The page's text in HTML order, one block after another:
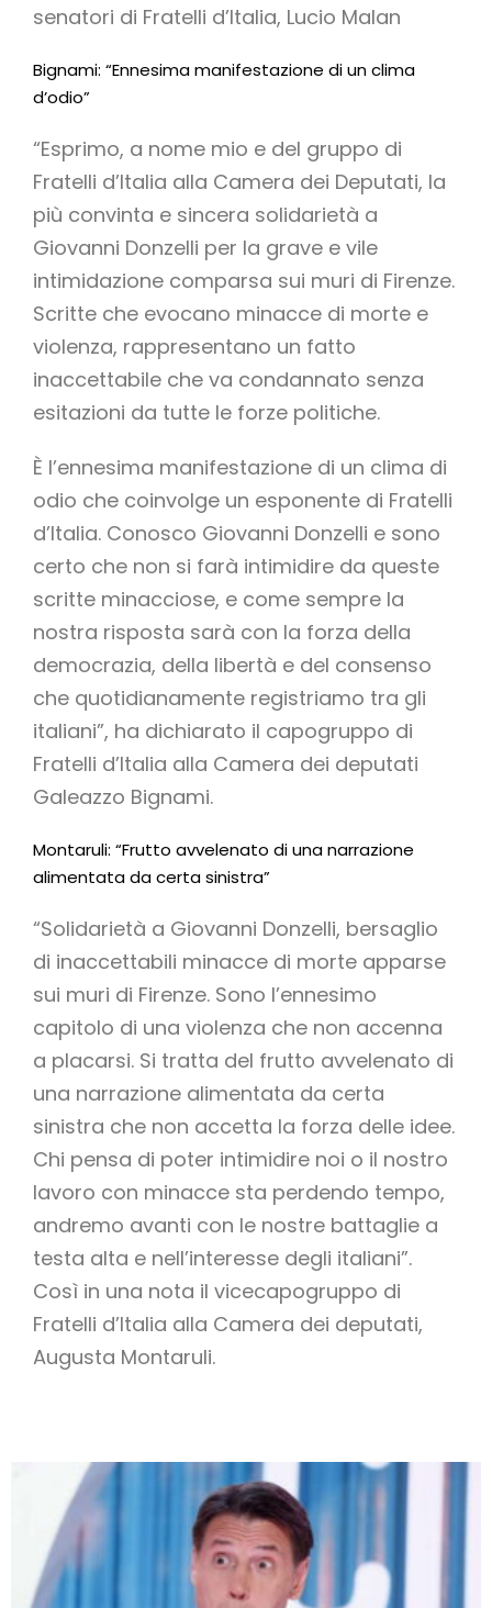
senatori di Fratelli d’Italia, Lucio Malan
Bignami: “Ennesima manifestazione di un clima
d’odio”
“Esprimo, a nome mio e del gruppo di
Fratelli d’Italia alla Camera dei Deputati, la
più convinta e sincera solidarietà a
Giovanni Donzelli per la grave e vile
intimidazione comparsa sui muri di Firenze.
Scritte che evocano minacce di morte e
violenza, rappresentano un fatto
inaccettabile che va condannato senza
esitazioni da tutte le forze politiche.
È l’ennesima manifestazione di un clima di
odio che coinvolge un esponente di Fratelli
d’Italia. Conosco Giovanni Donzelli e sono
certo che non si farà intimidire da queste
scritte minacciose, e come sempre la
nostra risposta sarà con la forza della
democrazia, della libertà e del consenso
che quotidianamente registriamo tra gli
italiani”, ha dichiarato il capogruppo di
Fratelli d’Italia alla Camera dei deputati
Galeazzo Bignami.
Montaruli: “Frutto avvelenato di una narrazione
alimentata da certa sinistra”
“Solidarietà a Giovanni Donzelli, bersaglio
di inaccettabili minacce di morte apparse
sui muri di Firenze. Sono l’ennesimo
capitolo di una violenza che non accenna
a placarsi. Si tratta del frutto avvelenato di
una narrazione alimentata da certa
sinistra che non accetta la forza delle idee.
Chi pensa di poter intimidire noi o il nostro
lavoro con minacce sta perdendo tempo,
andremo avanti con le nostre battaglie a
testa alta e nell’interesse degli italiani”.
Così in una nota il vicecapogruppo di
Fratelli d’Italia alla Camera dei deputati,
Augusta Montaruli.